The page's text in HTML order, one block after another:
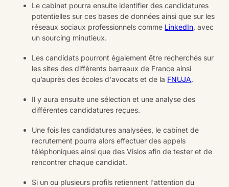
Le cabinet pourra ensuite identifier des candidatures
potentielles sur ces bases de données ainsi que sur les
réseaux sociaux professionnels comme LinkedIn, avec
un sourcing minutieux.
Les candidats pourront également être recherchés sur
les sites des différents barreaux de France ainsi
qu’auprès des écoles d'avocats et de la FNUJA.
Il y aura ensuite une sélection et une analyse des
différentes candidatures reçues.
Une fois les candidatures analysées, le cabinet de
recrutement pourra alors effectuer des appels
téléphoniques ainsi que des Visios afin de tester et de
rencontrer chaque candidat.
Si un ou plusieurs profils retiennent l'attention du